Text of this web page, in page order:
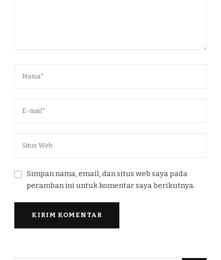
Simpan nama, email, dan situs web saya pada
peramban ini untuk komentar saya berikutnya.